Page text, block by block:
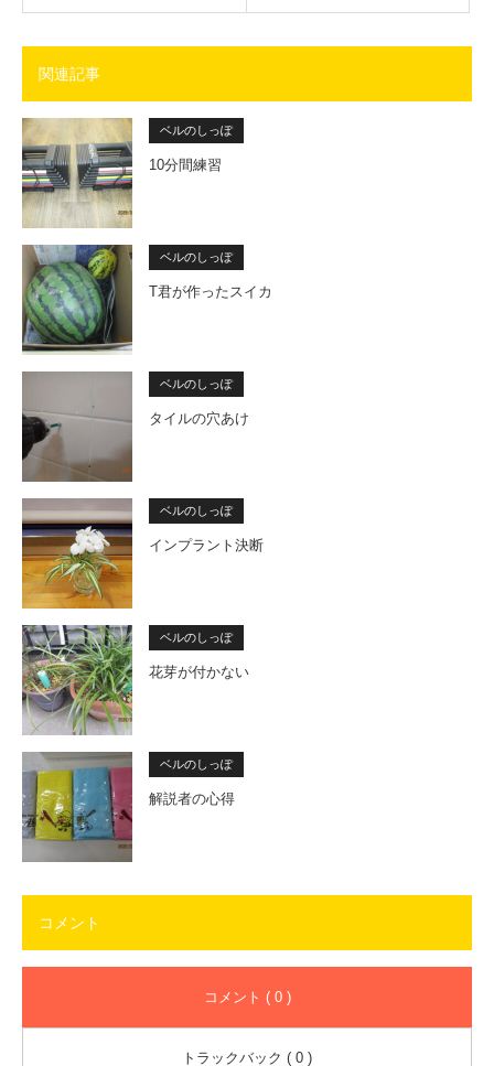
関連記事
ベルのしっぽ
10分間練習
ベルのしっぽ
T君が作ったスイカ
ベルのしっぽ
タイルの穴あけ
ベルのしっぽ
インプラント決断
ベルのしっぽ
花芽が付かない
ベルのしっぽ
解説者の心得
コメント
コメント ( 0 )
トラックバック ( 0 )